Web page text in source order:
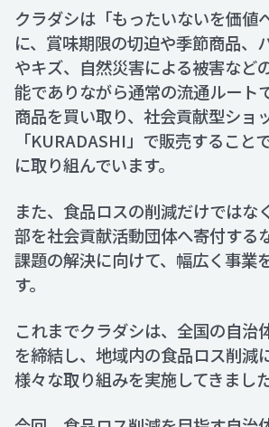
クラダシは「もったいないを価値
に、賞味期限の切迫や季節商品、
やキズ、自然災害による被害など
能でありながら通常の流通ルート
商品を買い取り、社会貢献型ショ
「KURADASHI」で販売すること
に取り組んでいます。
また、食品ロスの削減だけではな
部を社会貢献活動団体へ寄付する
課題の解決に向けて、幅広く事業
す。
これまでクラダシは、全国の自治
を締結し、地域内の食品ロス削減
様々な取り組みを実施してきました